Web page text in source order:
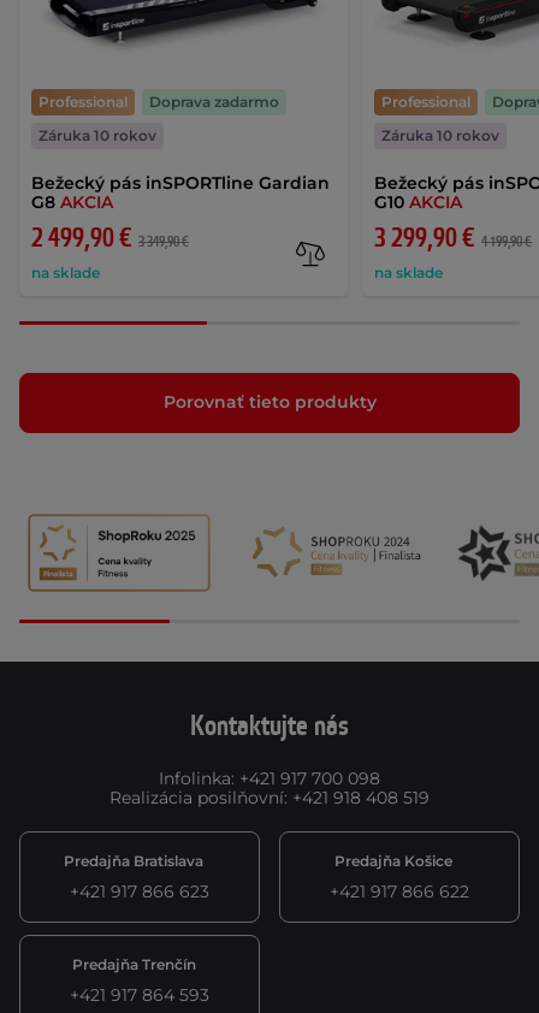
Bežecký pás inSPORTline Gardian
G8 AKCIA
2 499,90 € 3 349,90 €
na sklade
Professional
Doprava zadarmo
Záruka 10 rokov
Bežecký pás
G10AKCIA
3 299,90 € 4 199,90 €
na sklade
Professional
Záruka 10 rokov
Porovnať tieto produkty
Kontaktujte nás
Infolinka: +421 917 700 098
Realizácia posilňovní: +421 918 408 519
Predajňa Bratislava
+421 917 866 623
Predajňa Košice
+421 917 866 622
Predajňa Trenčín
+421 917 864 593